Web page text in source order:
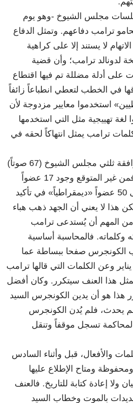
مجلس الشيوخ -وهو يوم
ترامب دفاعهم. وتمثل الدفاع
لا يستند إلا على كراهية
لدونالد ترامب؛ وأن قضية
على أدلة مضللة تم فيها اقتطاع
في الخطب لتعطي انطباعاً زائفاً
استخدموا معايير مزدوجة لأن
تهييجية مثل التي استخدمها
ترامب يمثل انتهاكاً لحقه في
كانت الإدانة تتطلب موافقة ثلثي مجلس الشيوخ (67 صوتاً)
عليها. وهذا لم يحدث، فمن غير المتوقع وجود 17 عضواً
«جمهورياً» ينضمون إلى 50 عضواً «ديمقراطياً» في تأكيد
هذا لا يعني أن الجهد ذهب هباء
من المهم أن يُستدعى ترامب
وكلماته. فالمحاسبة أساسية
الكونجرس صفحا ببساطة عما
وعن الكلمات التي قالها ترامب
هذا العنف سيتكرر. وكان أفضل
هذا هو أن يدين الكونجرس السيد
يحدث، فلم يُدن الكونجرس
تسجل موقفاً وتنقل
والأفعال، قبل وأثناء السادس
ومتاح الإطلاع عليها
ولا إعادة كتابة للتاريخ. فالعنف
بالموت وخطاب السيد